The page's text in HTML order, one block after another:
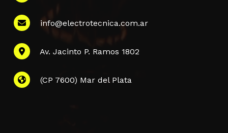
info@electrotecnica.com.ar
Av. Jacinto P. Ramos 1802
(CP 7600) Mar del Plata
Información
QUIENES SOMOS
POLÍTICA DE PRIVACIDAD
PREGUNTAS FRECUENTES
CONTACTANOS